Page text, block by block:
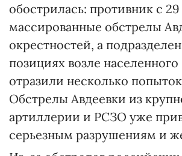
обострилась: противник с 29
массированные обстрелы
окрестностей, а
позициях возле населенного
отразили несколько
Обстрелы Авдеевки из
артиллерии и РСЗО уже
серьезным разрушениям и